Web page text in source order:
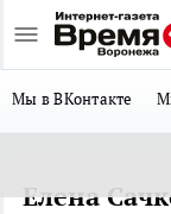
Мы в ВКонтакте
Елена